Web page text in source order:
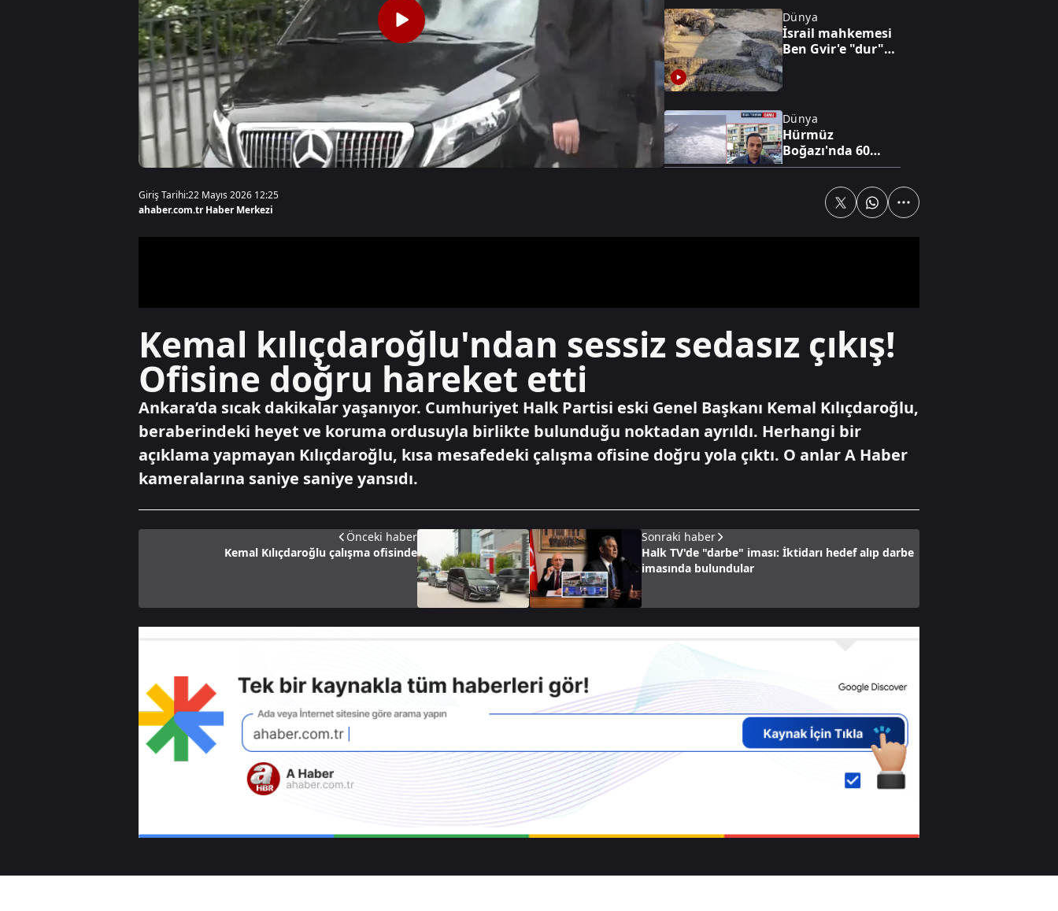
Dünya
İsrail mahkemesi
Ben Gvir'e "dur"
Dünya
Hürmüz
Boğazı'nda 60
günlük geçici
AK Parti MKYK
Ateşkes beklentisi
piyasaları
hareketlendirdi
Gündem
Çelik: "Üçüncü göz
diye bir şey yok,
Giriş Tarihi:22 Mayıs 2026 12:25
ahaber.com.tr Haber Merkezi
Kemal kılıçdaroğlu'ndan sessiz sedasız çıkış!
Ofisine doğru hareket etti
Ankara’da sıcak dakikalar yaşanıyor. Cumhuriyet Halk Partisi eski Genel Başkanı Kemal Kılıçdaroğlu,
beraberindeki heyet ve koruma ordusuyla birlikte bulunduğu noktadan ayrıldı. Herhangi bir
açıklama yapmayan Kılıçdaroğlu, kısa mesafedeki çalışma ofisine doğru yola çıktı. O anlar A Haber
kameralarına saniye saniye yansıdı.
Önceki haber
Kemal Kılıçdaroğlu çalışma ofisinde
Sonraki haber
Halk TV'de "darbe" iması: İktidarı hedef alıp darbe
imasında bulundular